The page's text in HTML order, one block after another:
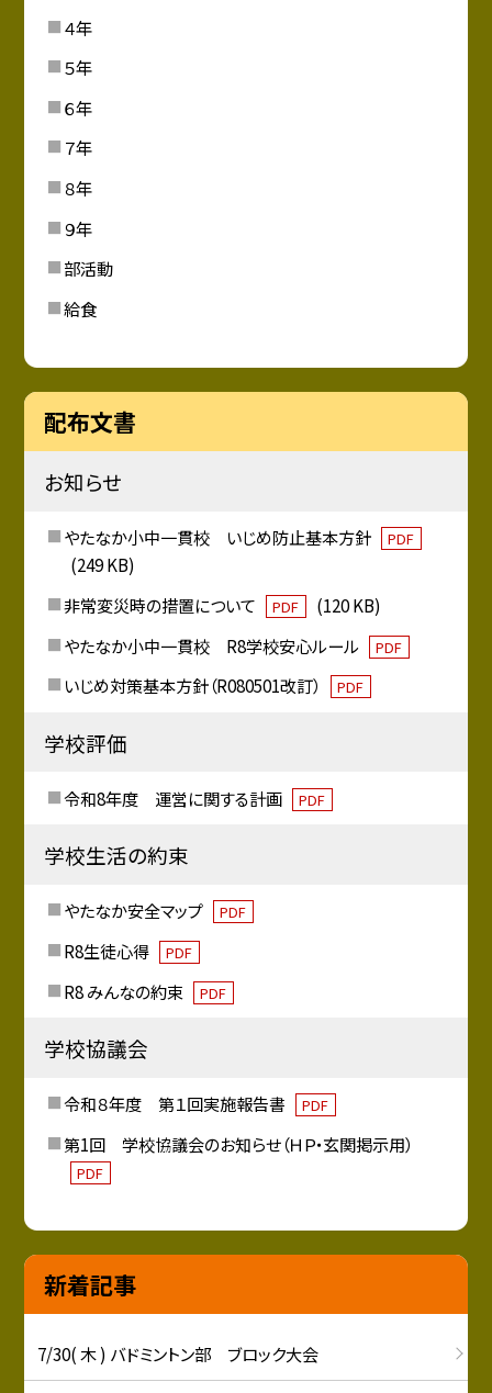
４年
５年
６年
７年
８年
９年
部活動
給食
配布文書
お知らせ
やたなか小中一貫校 いじめ防止基本方針 PDF
(249 KB)
非常変災時の措置について
PDF
(120 KB)
やたなか小中一貫校 R8学校安心ルール
PDF
いじめ対策基本方針（R080501改訂） PDF
学校評価
令和8年度 運営に関する計画 PDF
学校生活の約束
やたなか安全マップ PDF
R8生徒心得 PDF
R8 みんなの約束 PDF
学校協議会
令和８年度 第１回実施報告書 PDF
第1回 学校協議会のお知らせ（ＨＰ・玄関掲示用）
PDF
新着記事
7/30( 木 ) バドミントン部 ブロック大会